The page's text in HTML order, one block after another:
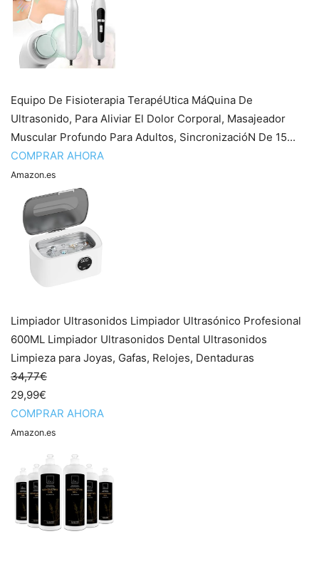
Equipo De Fisioterapia TerapéUtica MáQuina De
Ultrasonido, Para Aliviar El Dolor Corporal, Masajeador
Muscular Profundo Para Adultos, SincronizacióN De 15...
COMPRAR AHORA
Amazon.es
Limpiador Ultrasonidos Limpiador Ultrasónico Profesional
600ML Limpiador Ultrasonidos Dental Ultrasonidos
Limpieza para Joyas, Gafas, Relojes, Dentaduras
34,77€
29,99€
COMPRAR AHORA
Amazon.es